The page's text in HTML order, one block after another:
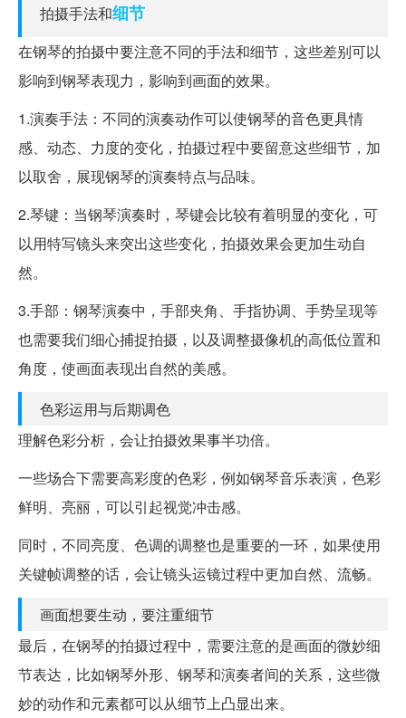
拍摄手法和细节
在钢琴的拍摄中要注意不同的手法和细节，这些差别可以
影响到钢琴表现力，影响到画面的效果。
1.演奏手法：不同的演奏动作可以使钢琴的音色更具情
感、动态、力度的变化，拍摄过程中要留意这些细节，加
以取舍，展现钢琴的演奏特点与品味。
2.琴键：当钢琴演奏时，琴键会比较有着明显的变化，可
以用特写镜头来突出这些变化，拍摄效果会更加生动自
然。
3.手部：钢琴演奏中，手部夹角、手指协调、手势呈现等
也需要我们细心捕捉拍摄，以及调整摄像机的高低位置和
角度，使画面表现出自然的美感。
色彩运用与后期调色
理解色彩分析，会让拍摄效果事半功倍。
一些场合下需要高彩度的色彩，例如钢琴音乐表演，色彩
鲜明、亮丽，可以引起视觉冲击感。
同时，不同亮度、色调的调整也是重要的一环，如果使用
关键帧调整的话，会让镜头运镜过程中更加自然、流畅。
画面想要生动，要注重细节
最后，在钢琴的拍摄过程中，需要注意的是画面的微妙细
节表达，比如钢琴外形、钢琴和演奏者间的关系，这些微
妙的动作和元素都可以从细节上凸显出来。